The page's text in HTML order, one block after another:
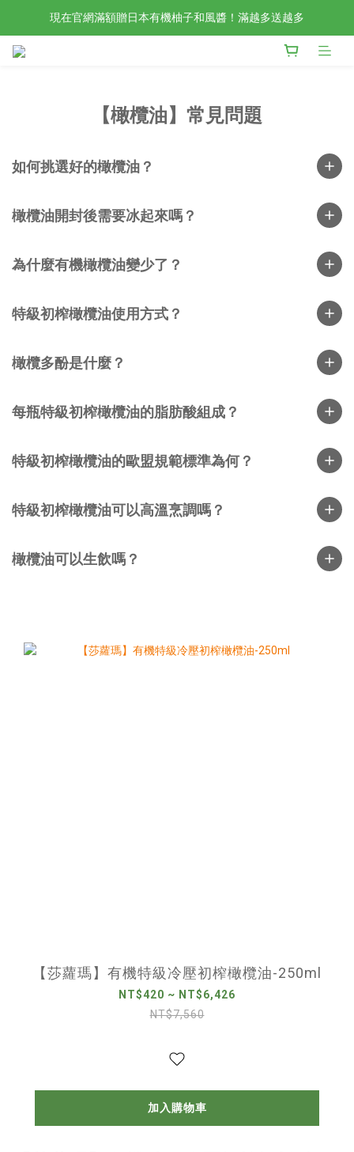
檢驗合格的歐洲好油現在任選2入88折4入85折！
現在官網滿額贈日本有機柚子和風醬！滿越多送越多
新會員限定📣現在加入官網會員立刻享有120元購物金！
【橄欖油】常見問題
如何挑選好的橄欖油？
橄欖油開封後需要冰起來嗎？
為什麼有機橄欖油變少了？
特級初榨橄欖油使用方式？
橄欖多酚是什麼？
每瓶特級初榨橄欖油的脂肪酸組成？
特級初榨橄欖油的歐盟規範標準為何？
特級初榨橄欖油可以高溫烹調嗎？
橄欖油可以生飲嗎？
【莎蘿瑪】有機特級冷壓初榨橄欖油-250ml
NT$420 ~ NT$6,426
NT$7,560
加入購物車